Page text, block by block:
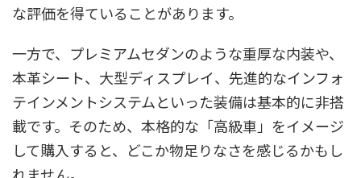
な評価を得ていることがあります。
一方で、プレミアムセダンのような重厚な内装や、
本革シート、大型ディスプレイ、先進的なインフォ
テインメントシステムといった装備は基本的に非搭
載です。そのため、本格的な「高級車」をイメージ
して購入すると、どこか物足りなさを感じるかもし